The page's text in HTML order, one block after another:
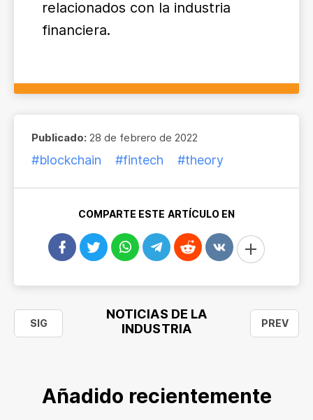
relacionados con la industria
financiera.
Publicado: 28 de febrero de 2022
#blockchain #fintech #theory
COMPARTE ESTE ARTÍCULO EN
SIG
NOTICIAS DE LA
INDUSTRIA
PREV
Añadido recientemente